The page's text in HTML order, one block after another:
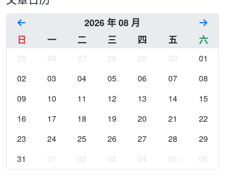
2026 年 08 月
日
一 二 三 四 五 六
25 26 27 28 29 30
01
02
03 04 05 06 07
08
09
10 11 12 13 14
15
16
17 18 19 20 21
22
23
24 25 26 27 28
29
31
01 02 03 04 05 06